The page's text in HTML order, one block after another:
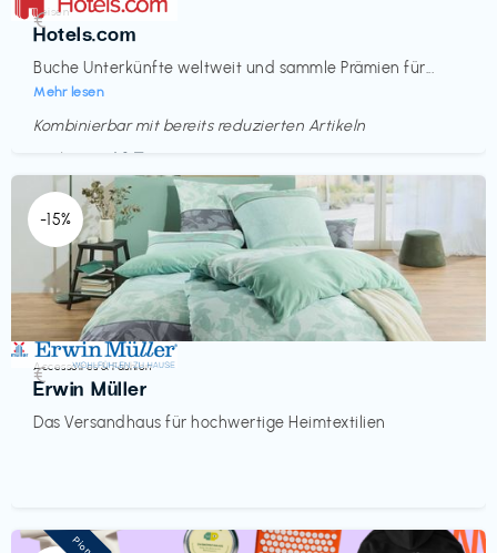
Reisen
Hotels.com
Buche Unterkünfte weltweit und sammle Prämien für...
Mehr lesen
€‎
Kombinierbar mit bereits reduzierten Artikeln
Endet in
<60 Tagen
-15%
Accessoires & Fashion
Erwin Müller
Das Versandhaus für hochwertige Heimtextilien
€‎